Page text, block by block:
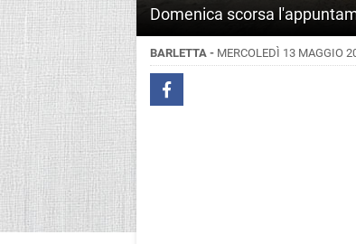
Domenica scorsa
BARLETTA - MERCOLEDÌ 13 MAGGIO